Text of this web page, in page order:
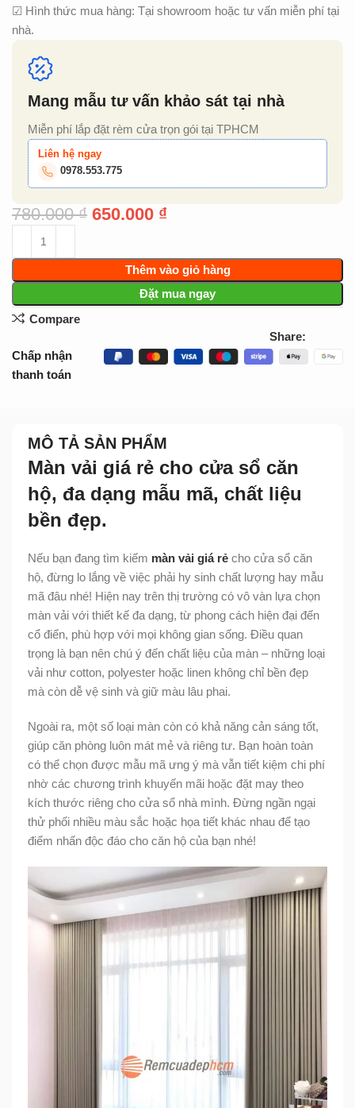
☑ Hình thức mua hàng: Tại showroom hoặc tư vấn miễn phí tại
nhà.
Mang mẫu tư vấn khảo sát tại nhà
Miễn phí lắp đặt rèm cửa trọn gói tại TPHCM
Liên hệ ngay
0978.553.775
780.000₫ 650.000 ₫
Thêm vào giỏ hàng
Đặt mua ngay
Compare
Share:
Chấp nhận
thanh toán
MÔ TẢ SẢN PHẨM
Màn vải giá rẻ cho cửa sổ căn
hộ, đa dạng mẫu mã, chất liệu
bền đẹp.
Nếu bạn đang tìm kiếm màn vải giá rẻ cho cửa sổ căn
hộ, đừng lo lắng về việc phải hy sinh chất lượng hay mẫu
mã đâu nhé! Hiện nay trên thị trường có vô vàn lựa chọn
màn vải với thiết kế đa dạng, từ phong cách hiện đại đến
cổ điển, phù hợp với mọi không gian sống. Điều quan
trọng là bạn nên chú ý đến chất liệu của màn – những loại
vải như cotton, polyester hoặc linen không chỉ bền đẹp
mà còn dễ vệ sinh và giữ màu lâu phai.
Ngoài ra, một số loại màn còn có khả năng cản sáng tốt,
giúp căn phòng luôn mát mẻ và riêng tư. Bạn hoàn toàn
có thể chọn được mẫu mã ưng ý mà vẫn tiết kiệm chi phí
nhờ các chương trình khuyến mãi hoặc đặt may theo
kích thước riêng cho cửa sổ nhà mình. Đừng ngần ngại
thử phối nhiều màu sắc hoặc họa tiết khác nhau để tạo
điểm nhấn độc đáo cho căn hộ của bạn nhé!